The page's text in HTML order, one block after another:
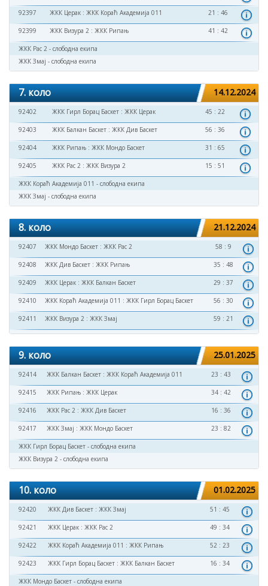
92397 ЖКК Церак : ЖКК Кораћ Академија 011 21 : 46
92399 ЖКК Визура 2 : ЖКК Рипањ 41 : 42
ЖКК Рас 2 - слободна екипа
ЖКК Змај - слободна екипа
7. коло 14.12.2024
92402 ЖКК Гирл Борац Баскет : ЖКК Церак 45 : 22
92403 ЖКК Балкан Баскет : ЖКК Див Баскет 56 : 36
92404 ЖКК Рипањ : ЖКК Мондо Баскет 31 : 65
92405 ЖКК Рас 2 : ЖКК Визура 2 15 : 51
ЖКК Кораћ Академија 011 - слободна екипа
ЖКК Змај - слободна екипа
8. коло 21.12.2024
92407 ЖКК Мондо Баскет : ЖКК Рас 2 58 : 9
92408 ЖКК Див Баскет : ЖКК Рипањ 35 : 48
92409 ЖКК Церак : ЖКК Балкан Баскет 29 : 37
92410 ЖКК Кораћ Академија 011 : ЖКК Гирл Борац Баскет 56 : 30
92411 ЖКК Визура 2 : ЖКК Змај 59 : 21
9. коло 25.01.2025
92414 ЖКК Балкан Баскет : ЖКК Кораћ Академија 011 23 : 43
92415 ЖКК Рипањ : ЖКК Церак 34 : 42
92416 ЖКК Рас 2 : ЖКК Див Баскет 16 : 36
92417 ЖКК Змај : ЖКК Мондо Баскет 23 : 82
ЖКК Гирл Борац Баскет - слободна екипа
ЖКК Визура 2 - слободна екипа
10. коло 01.02.2025
92420 ЖКК Див Баскет : ЖКК Змај 51 : 45
92421 ЖКК Церак : ЖКК Рас 2 49 : 34
92422 ЖКК Кораћ Академија 011 : ЖКК Рипањ 52 : 23
92423 ЖКК Гирл Борац Баскет : ЖКК Балкан Баскет 16 : 34
ЖКК Мондо Баскет - слободна екипа